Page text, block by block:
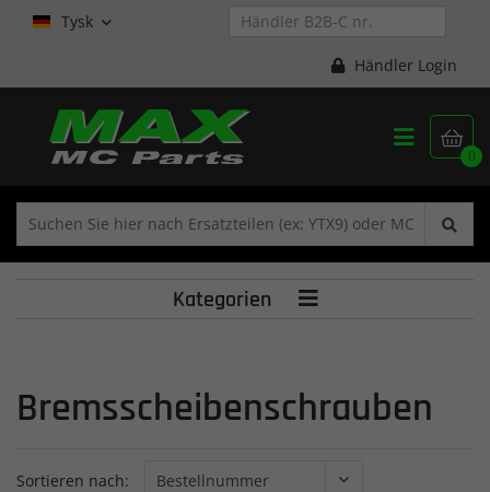
Tysk 
Händler Login

0

Kategorien 
Bremsscheibenschrauben
Sortieren nach: